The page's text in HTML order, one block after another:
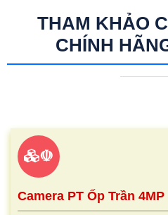
THAM KHẢO
CHÍNH
☫
Camera PT Ốp Trần